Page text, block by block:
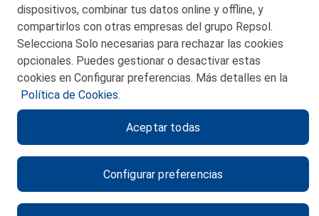
CONTACTO
POLITICA DE PRIVACIDAD
AVISO LEGAL
POLITICA DE COOKIES
dispositivos, combinar tus datos online y offline, y
compartirlos con otras empresas del grupo Repsol.
Selecciona Solo necesarias para rechazar las cookies
opcionales. Puedes gestionar o desactivar estas
cookies en Configurar preferencias. Más detalles en la
Política de Cookies.
Configurar preferencias
Aceptar todas